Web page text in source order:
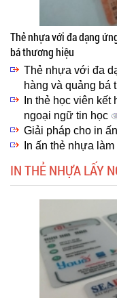
Thẻ nhựa với đa dạng
bá thương hiệu
Thẻ nhựa với đa
hàng và quảng bá
In thẻ học viên
ngoại ngữ tin học
Giải pháp cho in
In ấn thẻ nhựa
IN THẺ NHỰA LẤY